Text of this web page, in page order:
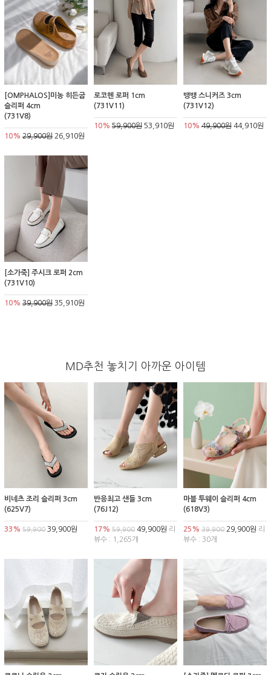
[OMPHALOS]미농 히든굽
슬리퍼 4cm
(731V8)
10% 29,900원 26,910원
로코헨 로퍼 1cm
(731V11)
10% 59,900원53,910원
뱅뱅 스니커즈 3cm
(731V12)
10% 49,900원44,910원
[소가죽] 주시크 로퍼 2cm
(731V10)
10% 39,900원 35,910원
MD추천 놓치기 아까운 아이템
비네츠 조리 슬리퍼 3cm
(625V7)
33% 59,900 39,900원
반응최고 샌들 3cm
(76J12)
17% 59,90049,900원 리
뷰수 : 1,265개
마블 투웨이 슬리퍼 4cm
(618V3)
25% 39,90029,900원 리
뷰수 : 30개